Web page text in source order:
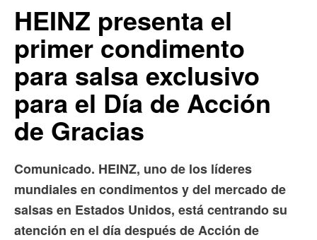
HEINZ presenta el
primer condimento
para salsa exclusivo
para el Día de Acción
de Gracias
Comunicado. HEINZ, uno de los líderes
mundiales en condimentos y del mercado de
salsas en Estados Unidos, está centrando su
atención en el día después de Acción de